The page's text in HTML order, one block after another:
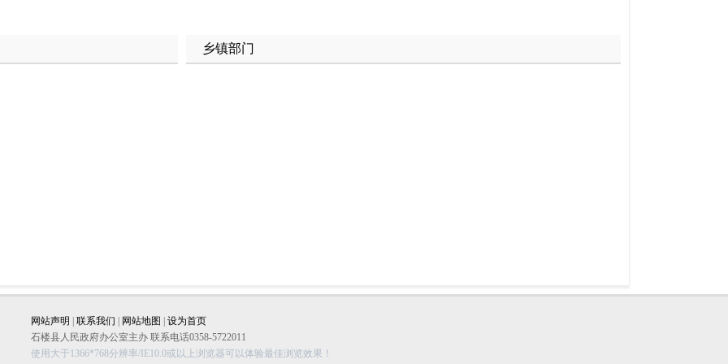
乡镇部门
网站声明 联系我们 网站地图
设为首页
石楼县人民政府办公室主办 联系电话0358-5722011
使用大于1366*768分辨率/IE10.0或以上浏览器可以体验最佳浏览效果！